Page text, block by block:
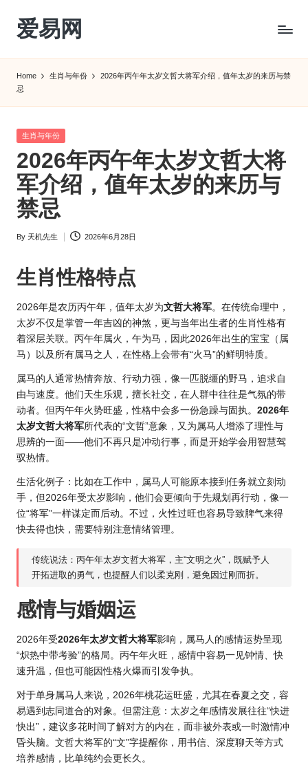
Skip
content
爱易网
阳
农
历
阴
历
查
询
Home 生肖与年份
2026年丙午年太岁文哲大将军介绍，值年太岁的来历与禁
忌
Posted
生肖与年份
2026年丙午年太岁文哲大将
军介绍，值年太岁的来历与
禁忌
Posted
By 天机先生 2026年6月28日
生肖性格特点
2026年是农历丙午年，值年太岁为文哲大将军。在传统命理中，
太岁不仅是掌管一年吉凶的神煞，更与当年出生者的生肖性格有
着深层关联。丙午年属火，午为马，因此2026年出生的宝宝（属
马）以及所有属马之人，在性格上会带有“火马”的鲜明特质。
属马的人通常热情奔放、行动力强，像一匹脱缰的野马，追求自
由与速度。他们天生乐观，擅长社交，在人群中往往是气氛的带
动者。但丙午年火势旺盛，性格中会多一份急躁与固执。 2026年
太岁文哲大将军所代表的“文哲”意象，又为属马人增添了理性与
思辨的一面——他们不再只是冲动行事，而是开始学会用智慧驾
驭热情。
生活化例子：比如在工作中，属马人可能原本接到任务就立刻动
手，但2026年受太岁影响，他们会更倾向于先规划再行动，像一
位“将军”一样谋定而后动。不过，火性过旺也容易导致脾气来得
快去得也快，需要特别注意情绪管理。
传统说法：丙午年太岁文哲大将军，主“文明之火”，既赋予人
开拓进取的勇气，也提醒人们以柔克刚，避免因过刚而折。
感情与婚姻运
2026年受2026年太岁文哲大将军影响，属马人的感情运势呈现
“炽热中带考验”的格局。丙午年火旺，感情中容易一见钟情、快
速升温，但也可能因性格火爆而引发争执。
对于单身属马人来说，2026年桃花运旺盛，尤其在春夏之交，容
易遇到志同道合的对象。但需注意：太岁之年感情发展往往“快进
快出”，建议多花时间了解对方的内在，而非被外表或一时激情冲
昏头脑。文哲大将军的“文”字提醒你，用书信、深度聊天等方式
培养感情，比单纯约会更长久。